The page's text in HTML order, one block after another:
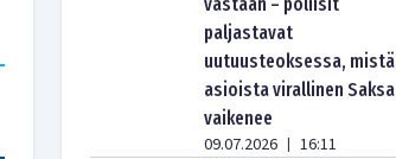
paljastavat
uutuusteoksessa, mistä
asioista virallinen Saksa
vaikenee
09.07.2026 | 16:11